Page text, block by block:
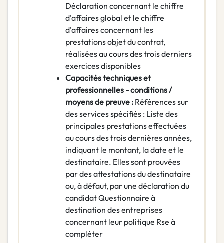
Déclaration concernant le chiffre
d'affaires global et le chiffre
d'affaires concernant les
prestations objet du contrat,
réalisées au cours des trois derniers
exercices disponibles
Capacités techniques et
professionnelles - conditions /
moyens de preuve : Références sur
des services spécifiés : Liste des
principales prestations effectuées
au cours des trois dernières années,
indiquant le montant, la date et le
destinataire. Elles sont prouvées
par des attestations du destinataire
ou, à défaut, par une déclaration du
candidat Questionnaire à
destination des entreprises
concernant leur politique Rse à
compléter